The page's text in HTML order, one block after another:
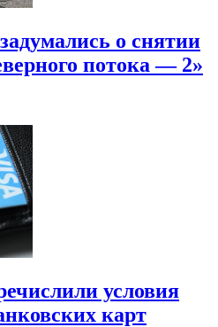
о снятии
потока — 2»
условия
карт